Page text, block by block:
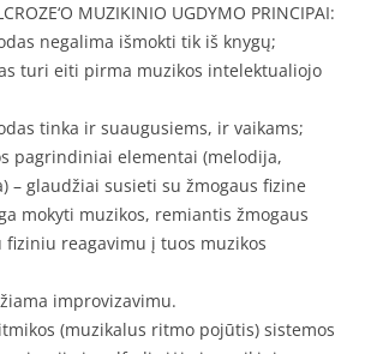
MUZIKINIO UGDYMO PRINCIPAI:
negalima išmokti tik iš knygų;
turi eiti pirma muzikos intelektualiojo
tinka ir suaugusiems, ir vaikams;
pagrindiniai elementai (melodija,
– glaudžiai susieti su žmogaus fizine
mokyti muzikos, remiantis žmogaus
fiziniu reagavimu į tuos muzikos
improvizavimu.
(muzikalus ritmo pojūtis) sistemos